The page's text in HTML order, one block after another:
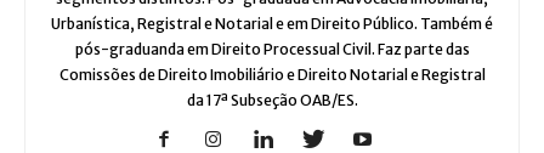
Urbanística, Registral e Notarial e em Direito Público. Também é
pós-graduanda em Direito Processual Civil. Faz parte das
Comissões de Direito Imobiliário e Direito Notarial e Registral
da 17ª Subseção OAB/ES.